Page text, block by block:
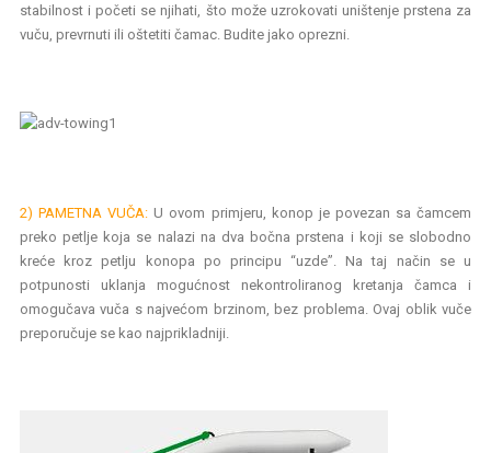
stabilnost i početi se njihati, što može uzrokovati uništenje prstena za
vuču, prevrnuti ili oštetiti čamac. Budite jako oprezni.
2) PAMETNA VUČA: U ovom primjeru, konop je povezan sa čamcem
preko petlje koja se nalazi na dva bočna prstena i koji se slobodno
kreće kroz petlju konopa po principu “uzde”. Na taj način se u
potpunosti uklanja mogućnost nekontroliranog kretanja čamca i
omogučava vuča s najvećom brzinom, bez problema. Ovaj oblik vuče
preporučuje se kao najprikladniji.